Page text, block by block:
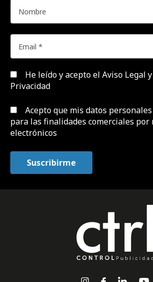
He leído y acepto el Aviso Legal
Privacidad
Acepto que mis datos
para las finalidades comerciales por
electrónicos